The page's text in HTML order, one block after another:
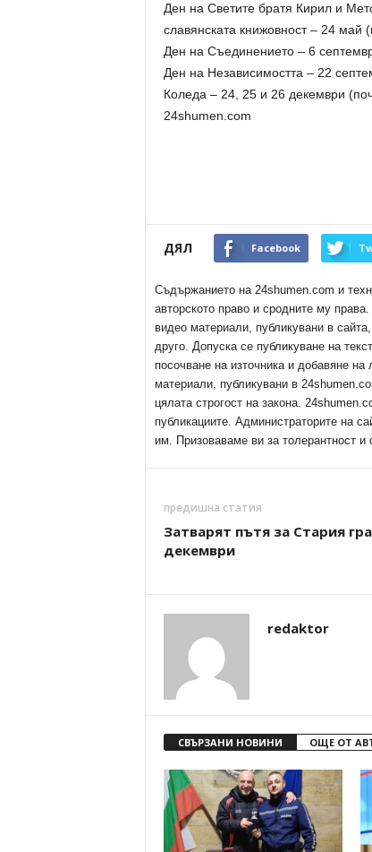
Ден на Светите братя Кирил и
славянската книжовност – 24 май
Ден на Съединението – 6
Ден на Независимостта – 22
Коледа – 24, 25 и 26 декември
24shumen.com
ДЯЛ Facebook
Съдържанието на 24shumen.com и
авторското право и сродните му
видео материали, публикувани в
друго. Допуска се публикуване на
посочване на източника и добавяне
материали, публикувани в
цялата строгост на закона.
публикациите. Администраторите на
им. Призоваваме ви за толерантност и
предишна статия
Затварят пътя за Стария
декември
redaktor
СВЪРЗАНИ НОВИНИ ОЩЕ ОТ